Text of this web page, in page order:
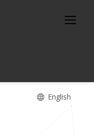
English